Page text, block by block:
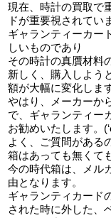
現在、時計の買取で
ドが重要視されてい
ギャランティーカー
しいものであり
その時計の真贋材料
新しく、購入しよう
額が大幅に変化しま
やはり、メーカーか
で、ギャランティー
お勧めいたします。
よく、ご質問がある
箱はあっても無くて
今の時代箱は、メル
由となります。
ギャランティカード
された時に外した、